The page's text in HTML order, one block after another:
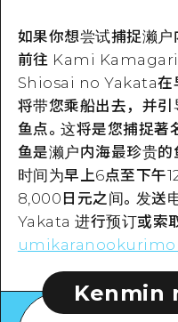
如果你想尝试捕捉濑
前往 Kami Kamagari
Shiosai no Yakata在
将带您乘船出去，并
鱼点。这将是您捕捉
鱼是濑户内海最珍贵
时间为早上6点至下午
8,000日元之间。发送
Yakata 进行预订或索
Kenmin